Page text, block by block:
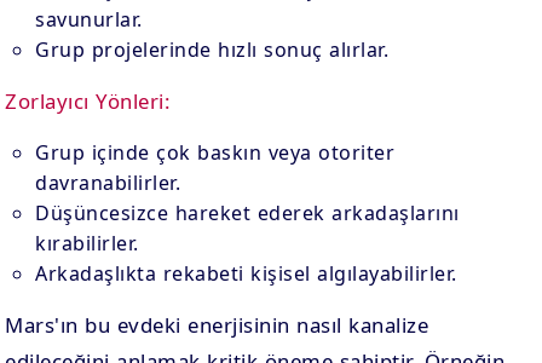
savunurlar.
Grup projelerinde hızlı sonuç alırlar.
Zorlayıcı Yönleri:
Grup içinde çok baskın veya otoriter
davranabilirler.
Düşüncesizce hareket ederek arkadaşlarını
kırabilirler.
Arkadaşlıkta rekabeti kişisel algılayabilirler.
Mars'ın bu evdeki enerjisinin nasıl kanalize